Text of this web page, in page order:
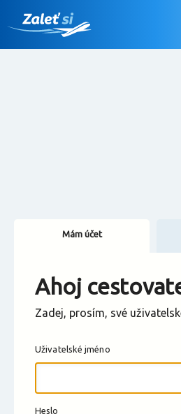
Změnit
Mám účet
Ahoj
Zadej, prosím, své
Uživatelské jméno
Heslo